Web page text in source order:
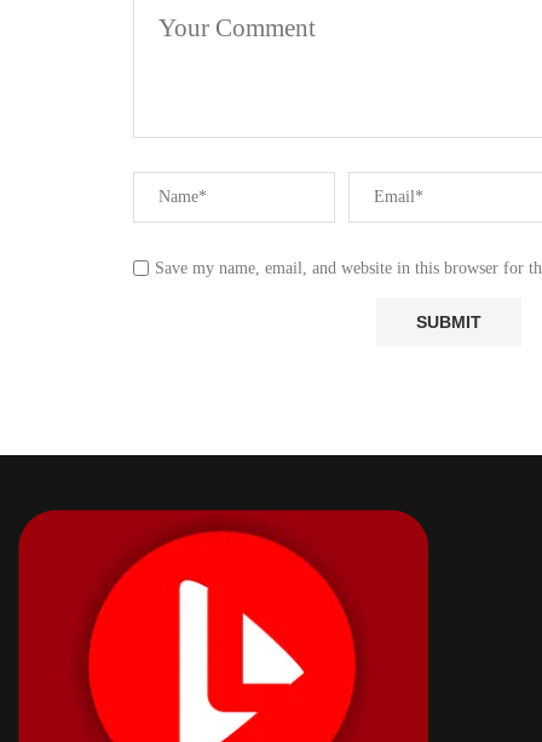
Save my name, email, and website in this browser for